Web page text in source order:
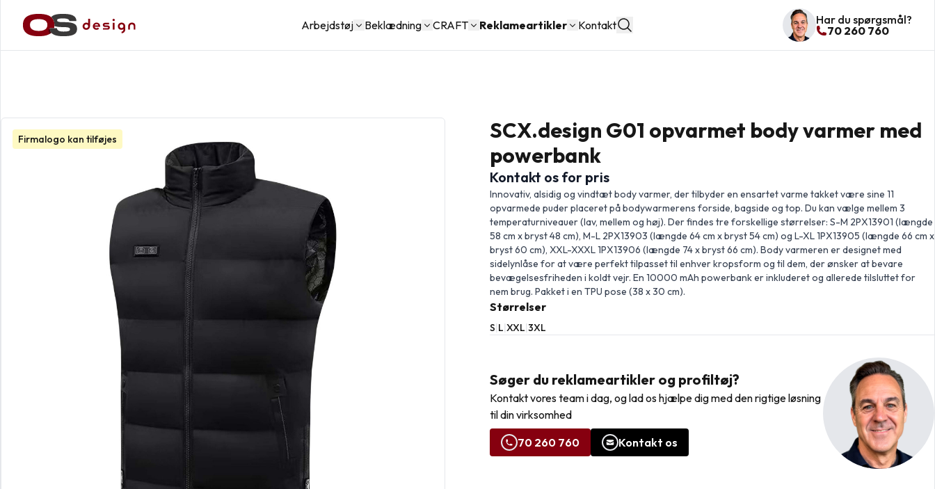
Arbejdstøj Beklædning CRAFT Reklameartikler Kontakt
Har du spørgsmål?
70 260 760
Firmalogo kan tilføjes
SCX.design G01 opvarmet body varmer med
powerbank
Kontakt os for pris
Innovativ, alsidig og vindtæt body varmer, der tilbyder en ensartet varme takket være sine 11
opvarmede puder placeret på bodywarmerens forside, bagside og top. Du kan vælge mellem 3
temperaturniveauer (lav, mellem og høj). Der findes tre forskellige størrelser: S-M 2PX13901 (længde
58 cm x bryst 48 cm), M-L 2PX13903 (længde 64 cm x bryst 54 cm) og L-XL 1PX13905 (længde 66 cm x
bryst 60 cm), XXL-XXXL 1PX13906 (længde 74 x bryst 66 cm). Body varmeren er designet med
sidelynlåse for at være perfekt tilpasset til enhver kropsform og til dem, der ønsker at bevare
bevægelsesfriheden i koldt vejr. En 10000 mAh powerbank er inkluderet og allerede tilsluttet for
nem brug. Pakket i en TPU pose (38 x 30 cm).
Størrelser
S|L|XXL|3XL
Søger du reklameartikler og profiltøj?
Kontakt vores team i dag, og lad os hjælpe dig med den rigtige løsning
til din virksomhed
70 260 760
Kontakt os